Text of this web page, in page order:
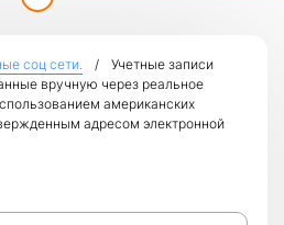
соц сети.
Учетные записи
вручную через реальное
американских
адресом электронной